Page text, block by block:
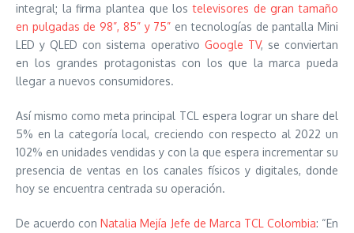
integral; la firma plantea que lostelevisores de gran tamaño
en pulgadas de 98”, 85” y 75” en tecnologías de pantalla Mini
LED y QLED con sistema operativo Google TV, se conviertan
en los grandes protagonistas con los que la marca pueda
llegar a nuevos consumidores.
Así mismo como meta principal TCL espera lograr un share del
5% en la categoría local, creciendo con respecto al 2022 un
102% en unidades vendidas y con la que espera incrementar su
presencia de ventas en los canales físicos y digitales, donde
hoy se encuentra centrada su operación.
De acuerdo conNatalia Mejía Jefe de Marca TCL Colombia: “En